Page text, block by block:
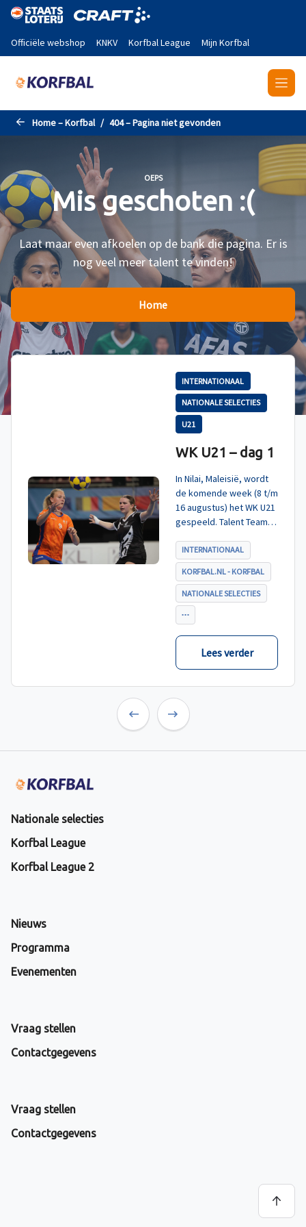
Naar de hoofdinhoud gaan
Officiële webshop KNKV Korfbal League Mijn Korfbal
Home – Korfbal 404 – Pagina niet gevonden
OEPS
Mis geschoten :(
Laat maar even afkoelen op de bank die pagina. Er is
nog veel meer talent te vinden!
Home
INTERNATIONAAL
NATIONALE SELECTIES
U21
WK U21 – dag 1
In Nilai, Maleisië, wordt
de komende week (8 t/m
16 augustus) het WK U21
gespeeld. Talent TeamNL
poule A, met Nieuw-
Zeeland, Hong Kong
China en India. De eerste
wedstrijd, tegen Nieuw-
Zeeland U21, werd zoals
verwacht met ruime
cijfers gewonnen.
INTERNATIONAAL
KORFBAL.NL - KORFBAL
NATIONALE SELECTIES
Lees verder
Nationale selecties
Korfbal League
Korfbal League 2
Nieuws
Programma
Evenementen
Vraag stellen
Contactgegevens
Vraag stellen
Contactgegevens